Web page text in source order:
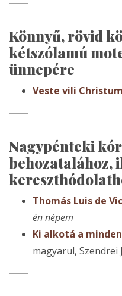
Könnyű, rövid
kétszólamú
ünnepére
Veste vili
Nagypénteki
behozatalához,
Thomás Luis de
én népem
Ki alkotá a
magyarul, Szendrei